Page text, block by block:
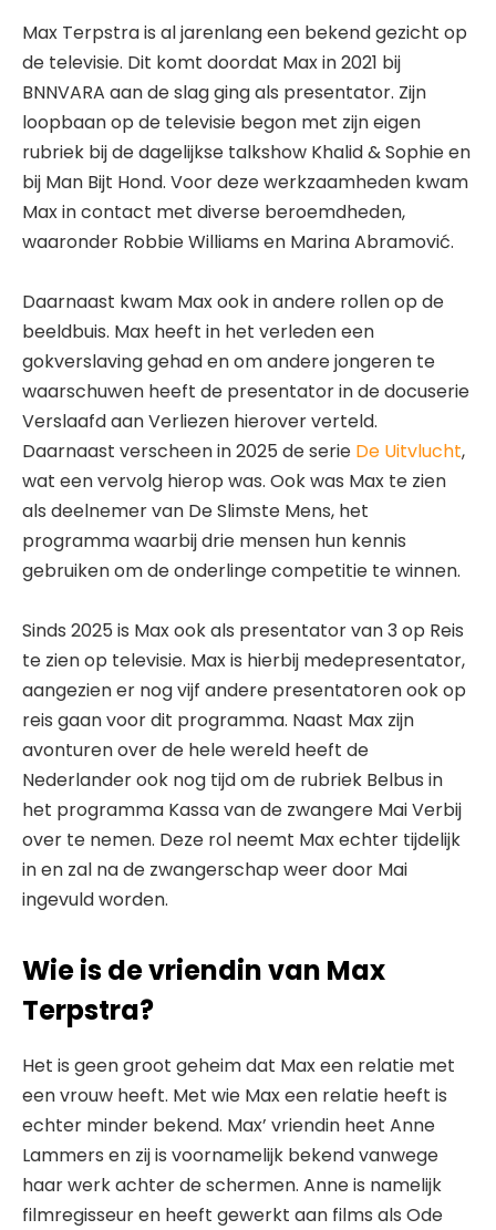
Max Terpstra is al jarenlang een bekend gezicht op
de televisie. Dit komt doordat Max in 2021 bij
BNNVARA aan de slag ging als presentator. Zijn
loopbaan op de televisie begon met zijn eigen
rubriek bij de dagelijkse talkshow Khalid & Sophie en
bij Man Bijt Hond. Voor deze werkzaamheden kwam
Max in contact met diverse beroemdheden,
waaronder Robbie Williams en Marina Abramović.
Daarnaast kwam Max ook in andere rollen op de
beeldbuis. Max heeft in het verleden een
gokverslaving gehad en om andere jongeren te
waarschuwen heeft de presentator in de docuserie
Verslaafd aan Verliezen hierover verteld.
Daarnaast verscheen in 2025 de serie De Uitvlucht,
wat een vervolg hierop was. Ook was Max te zien
als deelnemer van De Slimste Mens, het
programma waarbij drie mensen hun kennis
gebruiken om de onderlinge competitie te winnen.
Sinds 2025 is Max ook als presentator van 3 op Reis
te zien op televisie. Max is hierbij medepresentator,
aangezien er nog vijf andere presentatoren ook op
reis gaan voor dit programma. Naast Max zijn
avonturen over de hele wereld heeft de
Nederlander ook nog tijd om de rubriek Belbus in
het programma Kassa van de zwangere Mai Verbij
over te nemen. Deze rol neemt Max echter tijdelijk
in en zal na de zwangerschap weer door Mai
ingevuld worden.
Wie is de vriendin van Max
Terpstra?
Het is geen groot geheim dat Max een relatie met
een vrouw heeft. Met wie Max een relatie heeft is
echter minder bekend. Max’ vriendin heet Anne
Lammers en zij is voornamelijk bekend vanwege
haar werk achter de schermen. Anne is namelijk
filmregisseur en heeft gewerkt aan films als Ode